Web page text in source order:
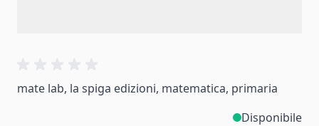
mate lab, la spiga edizioni, matematica, primaria
Disponibile